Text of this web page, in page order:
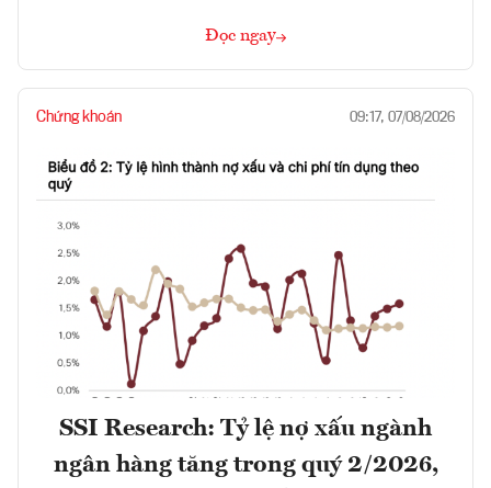
Đọc ngay
Chứng khoán 09:17, 07/08/2026
SSI Research: Tỷ lệ nợ xấu ngành
ngân hàng tăng trong quý 2/2026,